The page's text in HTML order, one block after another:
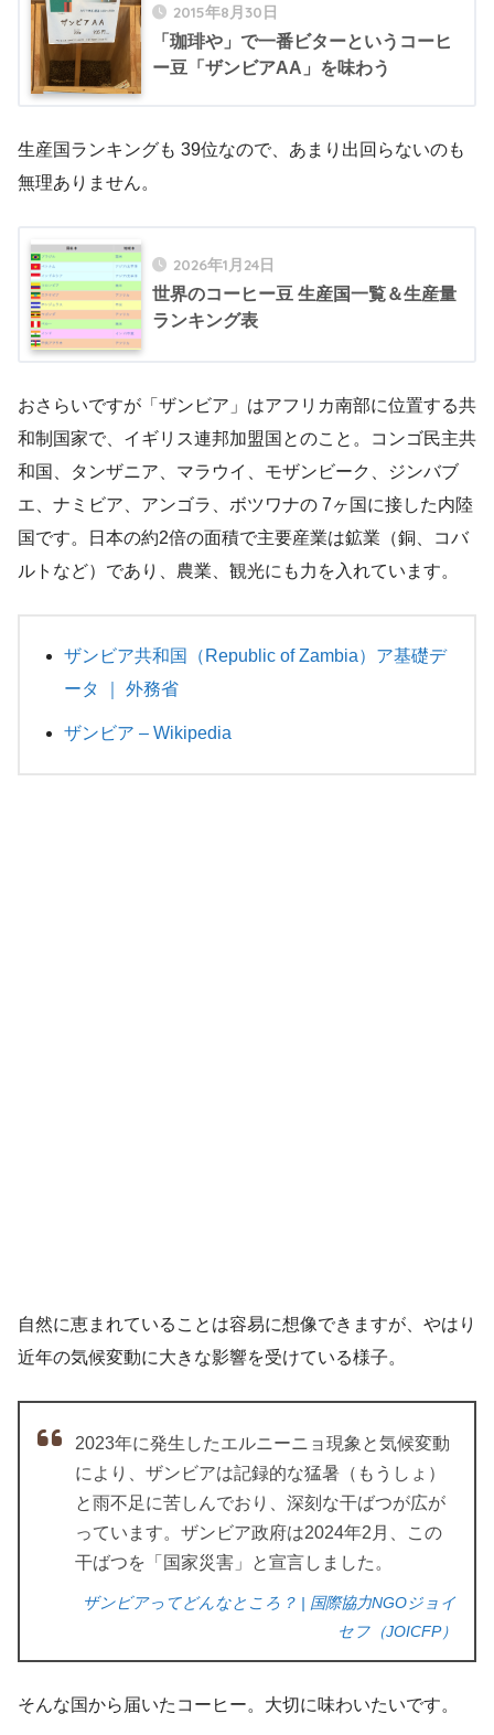
2015年8月30日
「珈琲や」で一番ビターというコーヒ
ー豆「ザンビアAA」を味わう
生産国ランキングも 39位なので、あまり出回らないのも
無理ありません。
2026年1月24日
世界のコーヒー豆 生産国一覧＆生産量
ランキング表
おさらいですが「ザンビア」はアフリカ南部に位置する共
和制国家で、イギリス連邦加盟国とのこと。コンゴ民主共
和国、タンザニア、マラウイ、モザンビーク、ジンバブ
エ、ナミビア、アンゴラ、ボツワナの 7ヶ国に接した内陸
国です。日本の約2倍の面積で主要産業は鉱業（銅、コバ
ルトなど）であり、農業、観光にも力を入れています。
ザンビア共和国（Republic of Zambia）ア基礎デ
ータ ｜ 外務省
ザンビア – Wikipedia
自然に恵まれていることは容易に想像できますが、やはり
近年の気候変動に大きな影響を受けている様子。
2023年に発生したエルニーニョ現象と気候変動
により、ザンビアは記録的な猛暑（もうしょ）
と雨不足に苦しんでおり、深刻な干ばつが広が
っています。ザンビア政府は2024年2月、この
干ばつを「国家災害」と宣言しました。
ザンビアってどんなところ？ | 国際協力NGOジョイ
セフ（JOICFP）
そんな国から届いたコーヒー。大切に味わいたいです。